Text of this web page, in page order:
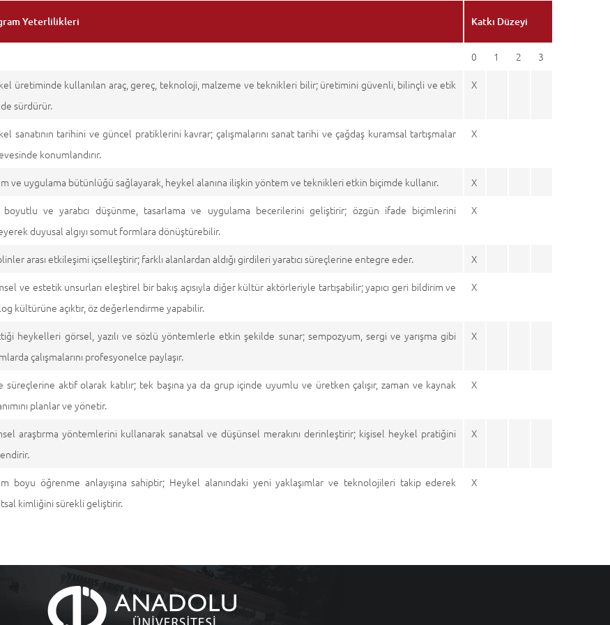
Yeterlilikleri Katkı Düzeyi
0 1 2
3
üretiminde kullanılan araç, gereç, teknoloji, malzeme ve teknikleri bilir; üretimini güvenli, bilinçli ve etik
sürdürür.
X
sanatının tarihini ve güncel pratiklerini kavrar; çalışmalarını sanat tarihi ve çağdaş kuramsal tartışmalar
konumlandırır.
X
ve uygulama bütünlüğü sağlayarak, heykel alanına ilişkin yöntem ve teknikleri etkin biçimde kullanır.
X
boyutlu ve yaratıcı düşünme, tasarlama ve uygulama becerilerini geliştirir; özgün ifade biçimlerini
duyusal algıyı somut formlara dönüştürebilir.
X
arası etkileşimi içselleştirir; farklı alanlardan aldığı girdileri yaratıcı süreçlerine entegre eder.
X
ve estetik unsurları eleştirel bir bakış açısıyla diğer kültür aktörleriyle tartışabilir; yapıcı geri bildirim ve
kültürüne açıktır, öz değerlendirme yapabilir.
X
heykelleri görsel, yazılı ve sözlü yöntemlerle etkin şekilde sunar; sempozyum, sergi ve yarışma gibi
çalışmalarını profesyonelce paylaşır.
X
süreçlerine aktif olarak katılır; tek başına ya da grup içinde uyumlu ve üretken çalışır, zaman ve kaynak
planlar ve yönetir.
X
araştırma yöntemlerini kullanarak sanatsal ve düşünsel merakını derinleştirir; kişisel heykel pratiğini
X
boyu öğrenme anlayışına sahiptir; Heykel alanındaki yeni yaklaşımlar ve teknolojileri takip ederek
kimliğini sürekli geliştirir.
X